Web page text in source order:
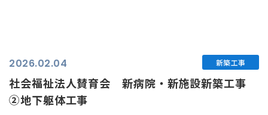
2026.02.04 新築工事
社会福祉法人賛育会 新病院・新施設新築工事
②地下躯体工事